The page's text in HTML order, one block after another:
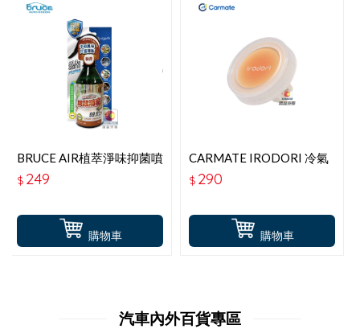
購物車
BRUCE AIR植萃淨味抑菌噴
霧-柚青
$ 249
購物車
CARMATE IRODORI 冷氣
孔消臭芳香劑 H1853 溫和
梨香
$ 290
汽車內外百貨專區